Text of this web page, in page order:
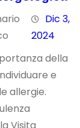
Dic 3,
2024
della
e
allergie.